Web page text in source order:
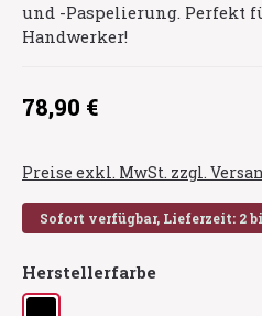
und -Paspelierung. Perfekt
Handwerker!
Regulärer Preis:
78,90 €
Preise exkl. MwSt. zzgl.
Sofort verfügbar, Lieferzeit: 2
Herstellerfarbe